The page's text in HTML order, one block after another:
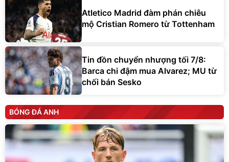
Atletico Madrid đàm phán chiêu
mộ Cristian Romero từ Tottenham
Tin đồn chuyển nhượng tối 7/8:
Barca chi đậm mua Alvarez; MU từ
chối bán Sesko
BÓNG ĐÁ ANH